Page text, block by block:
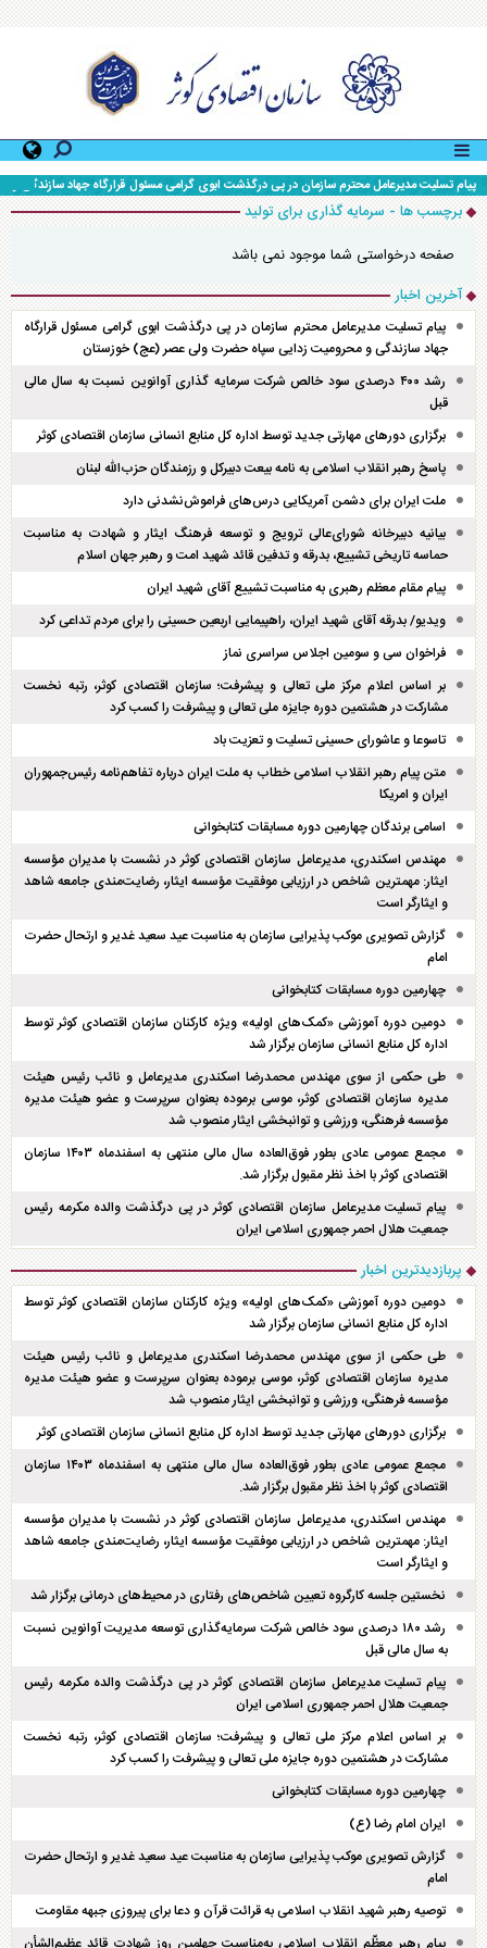
پیام تسلیت مدیرعامل محترم سازمان در پی درگذشت ابوی گرامی مسئول قرارگاه جهاد سازندگی و
محرومیت زدایی سپاه حضرت ولی عصر (عج) خوزستان
برچسب ها - سرمایه گذاری برای تولید
صفحه درخواستی شما موجود نمی باشد
آخرین اخبار
پیام تسلیت مدیرعامل محترم سازمان در پی درگذشت ابوی گرامی مسئول قرارگاه
جهاد سازندگی و محرومیت زدایی سپاه حضرت ولی عصر (عج) خوزستان
رشد ۴۰۰ درصدی سود خالص شرکت سرمایه گذاری آوانوین نسبت به سال مالی
قبل
برگزاری دور‌های مهارتی جدید توسط اداره کل منابع انسانی سازمان اقتصادی کوثر
پاسخ رهبر انقلاب اسلامی به نامه بیعت دبیرکل و رزمندگان حزب‌الله لبنان
ملت ایران برای دشمن آمریکایی درس‌های فراموش‌نشدنی دارد
بیانیه دبیرخانه شورای‌عالی ترویج و توسعه فرهنگ ایثار و شهادت به مناسبت
حماسه تاریخی تشییع، بدرقه و تدفین قائد شهید امت و رهبر جهان اسلام
پیام مقام معظم رهبری به مناسبت تشییع آقای شهید ایران
ویدیو/ بدرقه آقای شهید ایران، راهپیمایی اربعین حسینی را برای مردم تداعی کرد
فراخوان سی و سومین اجلاس سراسری نماز
بر اساس اعلام مرکز ملی تعالی و پیشرفت؛ سازمان اقتصادی کوثر، رتبه نخست
مشارکت در هشتمین دوره جایزه ملی تعالی و پیشرفت را کسب کرد
تاسوعا و عاشورای حسینی تسلیت و تعزیت باد
متن پیام رهبر انقلاب اسلامی خطاب به ملت ایران درباره تفاهم‌نامه رئیس‌جمهوران
ایران و امریکا
اسامی برندگان چهارمین دوره مسابقات کتابخوانی
مهندس اسکندری، مدیرعامل سازمان اقتصادی کوثر در نشست با مدیران مؤسسه
ایثار: مهمترین شاخص در ارزیابی موفقیت مؤسسه ایثار، رضایت‌مندی جامعه شاهد
و ایثارگر است
گزارش تصویری موکب پذیرایی سازمان به مناسبت عید سعید غدیر و ارتحال حضرت
امام
چهارمین دوره مسابقات کتابخوانی
دومین دوره آموزشی «کمک‌های اولیه» ویژه کارکنان سازمان اقتصادی کوثر توسط
اداره کل منابع انسانی سازمان برگزار شد
طی حکمی از سوی مهندس محمدرضا اسکندری مدیرعامل و نائب رئیس هیئت
مدیره سازمان اقتصادی کوثر، موسی برموده بعنوان سرپرست و عضو هیئت مدیره
مؤسسه فرهنگی، ورزشی و توانبخشی ایثار منصوب شد
مجمع عمومی عادی بطور فوق‌العاده سال مالی منتهی به اسفند‌ماه ۱۴۰۳ سازمان
اقتصادی کوثر با اخذ نظر مقبول برگزار شد.
پیام تسلیت مدیرعامل سازمان اقتصادی کوثر در پی درگذشت والده مکرمه رئیس
جمعیت هلال احمر جمهوری اسلامی ایران
پربازدیدترین اخبار
دومین دوره آموزشی «کمک‌های اولیه» ویژه کارکنان سازمان اقتصادی کوثر توسط
اداره کل منابع انسانی سازمان برگزار شد
طی حکمی از سوی مهندس محمدرضا اسکندری مدیرعامل و نائب رئیس هیئت
مدیره سازمان اقتصادی کوثر، موسی برموده بعنوان سرپرست و عضو هیئت مدیره
مؤسسه فرهنگی، ورزشی و توانبخشی ایثار منصوب شد
برگزاری دور‌های مهارتی جدید توسط اداره کل منابع انسانی سازمان اقتصادی کوثر
مجمع عمومی عادی بطور فوق‌العاده سال مالی منتهی به اسفند‌ماه ۱۴۰۳ سازمان
اقتصادی کوثر با اخذ نظر مقبول برگزار شد.
مهندس اسکندری، مدیرعامل سازمان اقتصادی کوثر در نشست با مدیران مؤسسه
ایثار: مهمترین شاخص در ارزیابی موفقیت مؤسسه ایثار، رضایت‌مندی جامعه شاهد
و ایثارگر است
نخستین جلسه کارگروه تعیین شاخص‌های رفتاری در محیط‌های درمانی برگزار شد
رشد ۱۸۰ درصدی سود خالص شرکت سرمایه‌گذاری توسعه مدیریت آوانوین نسبت
به سال مالی قبل
پیام تسلیت مدیرعامل سازمان اقتصادی کوثر در پی درگذشت والده مکرمه رئیس
جمعیت هلال احمر جمهوری اسلامی ایران
بر اساس اعلام مرکز ملی تعالی و پیشرفت؛ سازمان اقتصادی کوثر، رتبه نخست
مشارکت در هشتمین دوره جایزه ملی تعالی و پیشرفت را کسب کرد
چهارمین دوره مسابقات کتابخوانی
ایران امام رضا (ع)
گزارش تصویری موکب پذیرایی سازمان به مناسبت عید سعید غدیر و ارتحال حضرت
امام
توصیه رهبر شهید انقلاب اسلامی به قرائت قرآن و دعا برای پیروزی جبهه مقاومت
پیام رهبر معظّم انقلاب اسلامی به‌مناسبت چهلمین روز شهادت قائد عظیم‌الشأن